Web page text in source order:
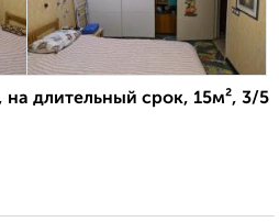
на длительный срок, 15м², 3/5